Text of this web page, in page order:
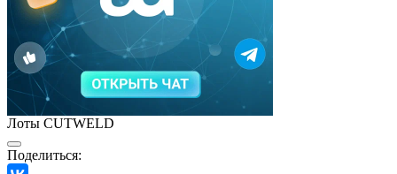
Лоты СUTWELD
Поделиться: